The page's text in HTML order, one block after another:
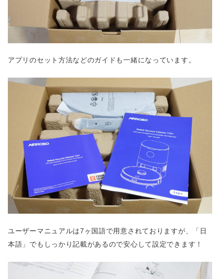
アプリのセット方法などのガイドも一緒になっています。
ユーザーマニュアルは7ヶ国語で用意されておりますが、「日
本語」でもしっかり記載があるので安心して設定できます！